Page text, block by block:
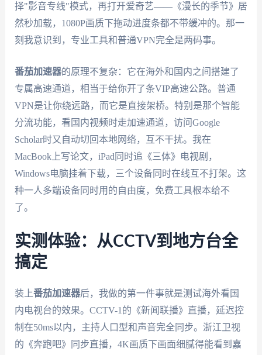
择"影音专线"模式，再打开爱奇艺——《漫长的季节》居
然秒加载，1080P画质下拖动进度条都不带缓冲的。那一
刻我意识到，专业工具和普通VPN完全是两码事。
番茄加速器的原理不复杂：它在海外和国内之间搭建了
专属高速通道，相当于给你开了条VIP高速公路。普通
VPN是让你绕远路，而它是直接架桥。特别是那个智能
分流功能，看国内视频时走加速通道，访问Google
Scholar时又自动切回本地网络，互不干扰。我在
MacBook上写论文，iPad同时追《三体》电视剧，
Windows电脑挂着下载，三个设备同时在线互不打架。这
种一人多端设备同时用的自由度，免费工具根本给不
了。
实测体验：从CCTV到地方台全
搞定
装上番茄加速器后，我做的第一件事就是测试海外看国
内电视台的效果。CCTV-1的《新闻联播》直播，延迟控
制在50ms以内，主持人口型和声音完全同步。浙江卫视
的《奔跑吧》同步直播，4K画质下画面细腻得能看到嘉